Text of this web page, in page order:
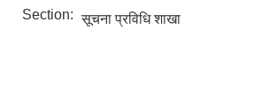
Section: सूचना प्रविधि शाखा